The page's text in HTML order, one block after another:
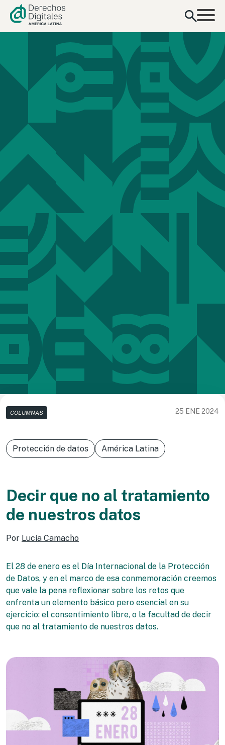
contenido
COLUMNAS 25 ENE 2024
Protección de datos América Latina
Decir que no al tratamiento
de nuestros datos
Por Lucía Camacho
El 28 de enero es el Día Internacional de la Protección
de Datos, y en el marco de esa conmemoración creemos
que vale la pena reflexionar sobre los retos que
enfrenta un elemento básico pero esencial en su
ejercicio: el consentimiento libre, o la facultad de decir
que no al tratamiento de nuestros datos.